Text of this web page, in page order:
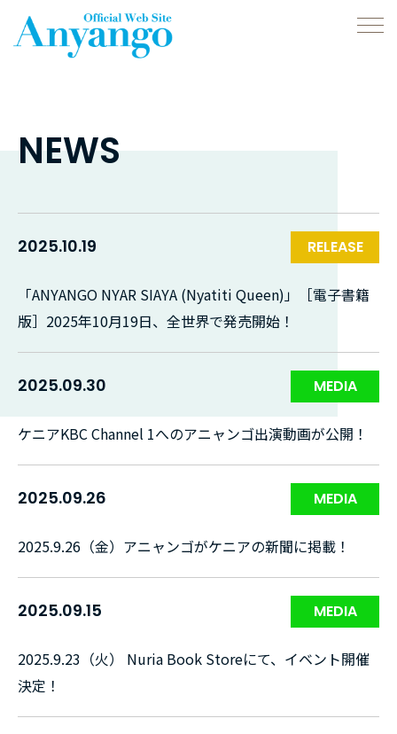
NEWS
2025.10.19 RELEASE
「ANYANGO NYAR SIAYA (Nyatiti Queen)」［電子書籍
版］2025年10月19日、全世界で発売開始！
2025.09.30 MEDIA
ケニアKBC Channel 1へのアニャンゴ出演動画が公開！
2025.09.26 MEDIA
2025.9.26（金）アニャンゴがケニアの新聞に掲載！
2025.09.15 MEDIA
2025.9.23（火） Nuria Book Storeにて、イベント開催
決定！